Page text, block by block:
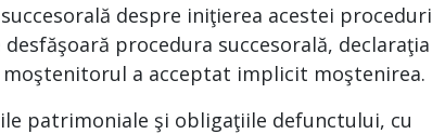
despre iniţierea acestei proceduri
procedura succesorală, declaraţia
a acceptat implicit moştenirea.
şi obligaţiile defunctului, cu